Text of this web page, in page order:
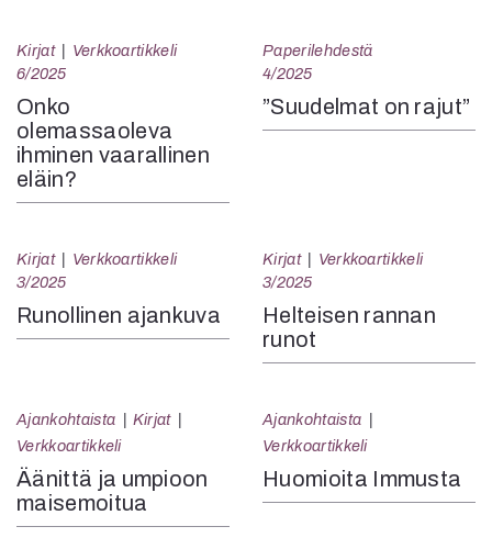
Kirjat
Verkkoartikkeli
6/2025
Onko
olemassaoleva
ihminen vaarallinen
eläin?
Paperilehdestä
4/2025
”Suudelmat on rajut”
Kirjat
Verkkoartikkeli
3/2025
Runollinen ajankuva
Kirjat
Verkkoartikkeli
3/2025
Helteisen rannan
runot
Ajankohtaista
Kirjat
Verkkoartikkeli
Äänittä ja umpioon
maisemoitua
Ajankohtaista
Verkkoartikkeli
Huomioita Immusta